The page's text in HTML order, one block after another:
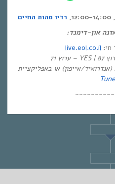
רדיו מהות החיים
און-דימנד:
חי: live.eol.co.il